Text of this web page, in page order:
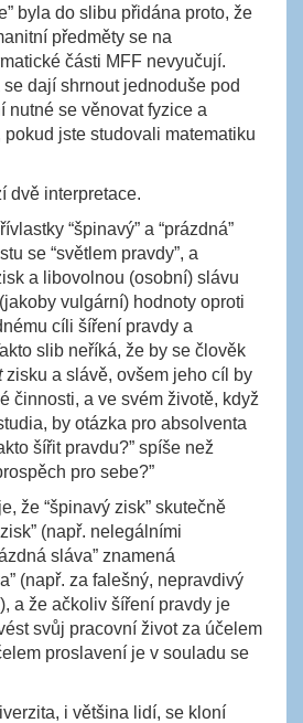
byla do slibu přidána proto, že
předměty se na
části MFF nevyučují.
dají shrnout jednoduše pod
nutné se věnovat fyzice a
pokud jste studovali matematiku
dvě interpretace.
“špinavý” a “prázdná”
se “světlem pravdy”, a
a libovolnou (osobní) slávu
vulgární) hodnoty oproti
cíli šíření pravdy a
slib neříká, že by se člověk
zisku a slávě, ovšem jeho cíl by
činnosti, a ve svém životě, když
by otázka pro absolventa
šířit pravdu?” spíše než
pro sebe?”
že “špinavý zisk” skutečně
(např. nelegálními
sláva” znamená
(např. za falešný, nepravdivý
a že ačkoliv šíření pravdy je
svůj pracovní život za účelem
proslavení je v souladu se
i většina lidí, se kloní